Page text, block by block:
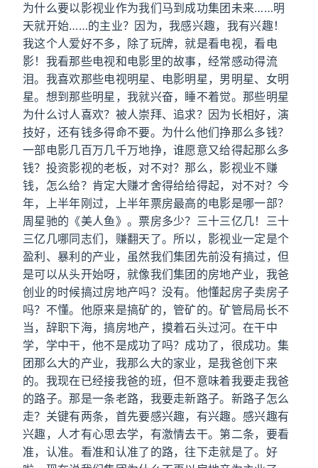
为什么要以影视业作为我们马到成功集团未来……明
天就开始……的主业？因为，我感兴趣，我有兴趣！
我这个人爱好不多，除了玩牌，就是看电视，看电
影！我看那些电视和电影里的故事，经常感动得流
泪。我喜欢那些电视明星、电影明星，男明星、女明
星。想到那些明星，我就兴奋，睡不着觉。那些明星
为什么讨人喜欢？被人崇拜、追求？因为长相好，演
技好，还有钱多得命不要。为什么他们挣那么多钱？
一部电影几百万几千万地挣，谁愿意又给得起那么多
钱？投资影视的老板，对不对？那么，影视业不赚
钱，怎么给？肯定大赚才舍得给给得起，对不对？今
年，上半年刚过，上半年票房最高的电影是哪一部？
周星驰的《美人鱼》。票房多少？三十三亿几！三十
三亿几哪同志们，赚翻天了。所以，影视业一定是个
盈利、暴利的产业，虽然我们集团先前没有搞过，但
是可以从头开始呀，就像我们集团的房地产业，我爸
创业的时候搞过房地产吗？没有。他懂起房子卖房子
吗？不懂。他原来是搞矿的，管矿的。矿管局局长不
当，辞职下海，搞房地产，摸着石头过河。在干中
学，学中干，他不是成功了吗？成功了，很成功。集
团那么大的产业，我那么大的家业，是我爸创下来
的。我现在已经接我爸的班，但不意味着我要走我爸
的路子。那是一条老路，我要走新路子。新路子怎么
走？关键有两条，首先要感兴趣，有兴趣。感兴趣有
兴趣，人才有心思去学，有激情去干。第二条，要看
准，认准。看准和认准了的路，往下走就是了。好